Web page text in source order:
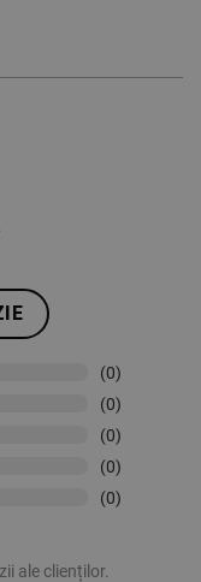
(0)
(0)
(0)
(0)
(0)
ale clienților.